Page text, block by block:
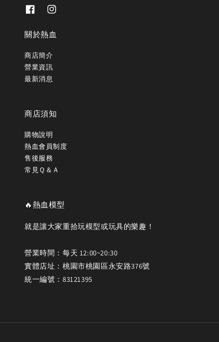
關於熱血
商店簡介
營業資訊
最新消息
商店須知
購物說明
熱血會員制度
售後服務
常見Ｑ＆Ａ
🔥熱血模型
就是讓大家重拾玩模型或玩具的樂趣！
營業時間：每天 12:00~20:30
實體店址：桃園市桃園區永安路376號
統一編號：83121395